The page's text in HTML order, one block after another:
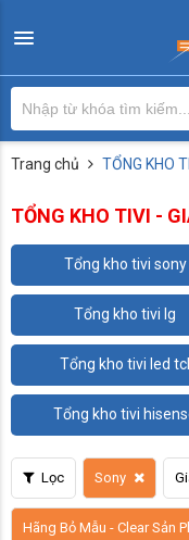
Trang chủ TỔNG KHO
TỔNG KHO TIVI -
tổng kho tivi sony
tổng kho tivi lg
tổng kho tivi led tcl
tổng kho tivi
Lọc Sony
Hãng Bỏ Mẫu - Clear Sản